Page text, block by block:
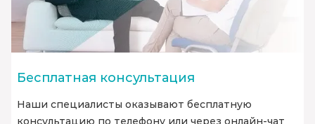
Бесплатная консультация
Наши специалисты оказывают бесплатную
консультацию по телефону или через онлайн-чат